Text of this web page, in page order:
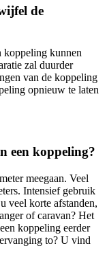
de
koppeling kunnen
zal duurder
van de koppeling
opnieuw te laten
een koppeling?
meegaan. Veel
Intensief gebruik
veel korte afstanden,
of caravan? Het
koppeling eerder
to? U vind